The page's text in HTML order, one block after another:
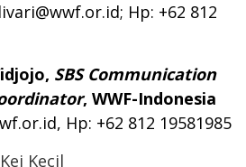
; Hp: +62 812
SBS Communication
, WWF-Indonesia
, Hp: +62 812 19581985
Kecil